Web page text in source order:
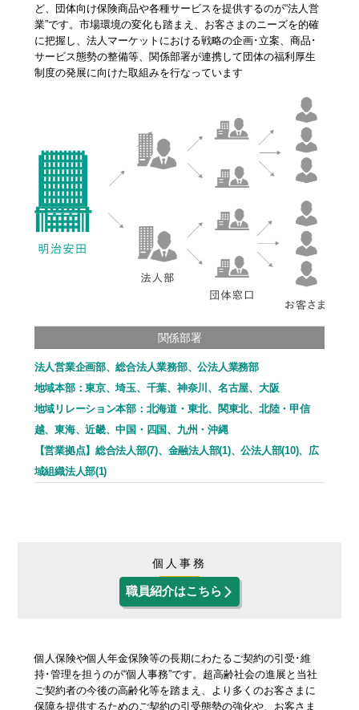
ど、団体向け保険商品や各種サービスを提供するのが“法人営
業”です。市場環境の変化も踏まえ、お客さまのニーズを的確
に把握し、法人マーケットにおける戦略の企画･立案、商品･
サービス態勢の整備等、関係部署が連携して団体の福利厚生
制度の発展に向けた取組みを行なっています
関係部署
法人営業企画部、総合法人業務部、公法人業務部
地域本部：東京、埼玉、千葉、神奈川、名古屋、大阪
地域リレーション本部：北海道・東北、関東北、北陸・甲信
越、東海、近畿、中国・四国、九州・沖縄
【営業拠点】総合法人部(7)、金融法人部(1)、公法人部(10)、広
域組織法人部(1)
個人事務
職員紹介はこちら
個人保険や個人年金保険等の長期にわたるご契約の引受･維
持･管理を担うのが“個人事務”です。超高齢社会の進展と当社
ご契約者の今後の高齢化等を踏まえ、より多くのお客さまに
保障を提供するためのご契約の引受態勢の強化や、お客さま